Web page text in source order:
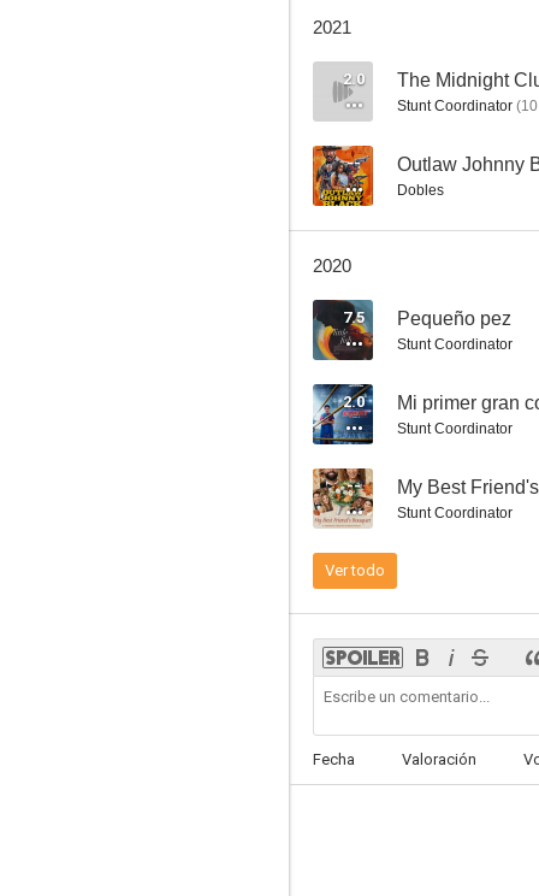
Amanecer de los muertos
2021
2.0 The Midnight
Stunt Coordinator (10
-- Outlaw Johnny
Dobles
2020
7.5 Pequeño pez
Stunt Coordinator
2.0 Mi primer gran
Stunt Coordinator
-- My Best
Stunt Coordinator
Ver todo
Fecha Valoración